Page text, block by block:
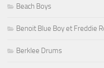
Beach Boys
Benoit Blue Boy et Freddie
Berklee Drums